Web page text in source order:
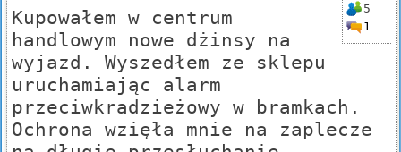
5
1
Kupowałem w centrum
handlowym nowe dżinsy na
wyjazd. Wyszedłem ze sklepu
uruchamiając alarm
przeciwkradzieżowy w bramkach.
Ochrona wzięła mnie na zaplecze